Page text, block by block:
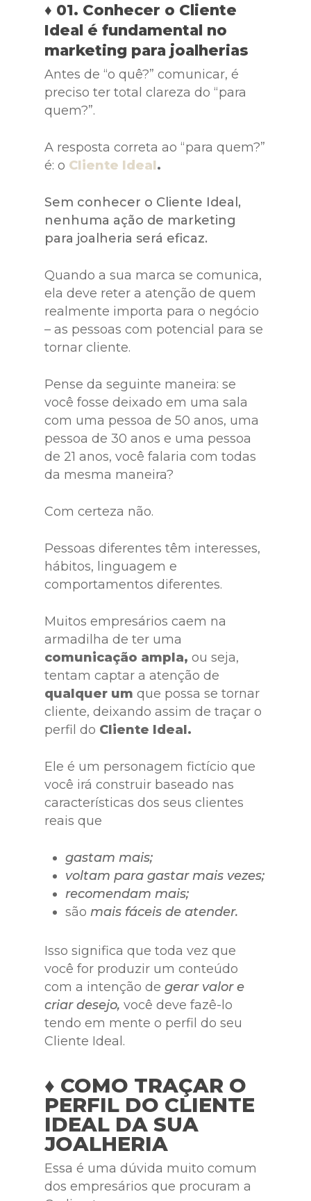
♦ 01. Conhecer o Cliente
Ideal é fundamental no
marketing para joalherias
Antes de “o quê?” comunicar, é
preciso ter total clareza do “para
quem?”.
A resposta correta ao “para quem?”
é: o Cliente Ideal.
Sem conhecer o Cliente Ideal,
nenhuma ação de marketing
para joalheria será eficaz.
Quando a sua marca se comunica,
ela deve reter a atenção de quem
realmente importa para o negócio
– as pessoas com potencial para se
tornar cliente.
Pense da seguinte maneira: se
você fosse deixado em uma sala
com uma pessoa de 50 anos, uma
pessoa de 30 anos e uma pessoa
de 21 anos, você falaria com todas
da mesma maneira?
Com certeza não.
Pessoas diferentes têm interesses,
hábitos, linguagem e
comportamentos diferentes.
Muitos empresários caem na
armadilha de ter uma
comunicação ampla,ou seja,
tentam captar a atenção de
qualquer um que possa se tornar
cliente, deixando assim de traçar o
perfil do Cliente Ideal.
Ele é um personagem fictício que
você irá construir baseado nas
características dos seus clientes
reais que
gastam mais;
voltam para gastar mais vezes;
recomendam mais;
sãomais fáceis de atender.
Isso significa que toda vez que
você for produzir um conteúdo
com a intenção degerar valor e
criar desejo,você deve fazê-lo
tendo em mente o perfil do seu
Cliente Ideal.
♦ COMO TRAÇAR O
PERFIL DO CLIENTE
IDEAL DA SUA
JOALHERIA
Essa é uma dúvida muito comum
dos empresários que procuram a